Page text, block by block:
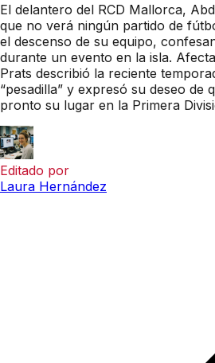
El delantero del RCD Mallorca,
que no verá ningún partido de
el descenso de su equipo,
durante un evento en la isla.
Prats describió la reciente
“pesadilla” y expresó su deseo de
pronto su lugar en la Primera
Editado por
Laura Hernández